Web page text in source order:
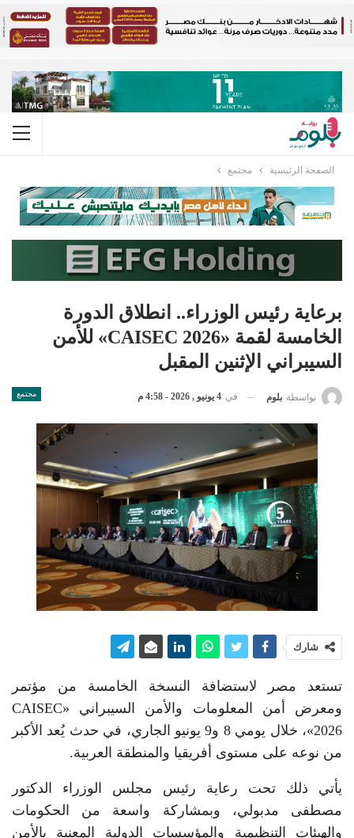
الصفحة الرئيسية مجتمع
برعاية رئيس الوزراء.. انطلاق الدورة
الخامسة لقمة «CAISEC 2026» للأمن
السيبراني الإثنين المقبل
مجتمع بواسطة بلوم في 4 يونيو , 2026 - 4:58 م
شارك
تستعد مصر لاستضافة النسخة الخامسة من مؤتمر
ومعرض أمن المعلومات والأمن السيبراني «CAISEC
2026»، خلال يومي 8 و9 يونيو الجاري، في حدث يُعد الأكبر
من نوعه على مستوى أفريقيا والمنطقة العربية.
يأتي ذلك تحت رعاية رئيس مجلس الوزراء الدكتور
مصطفى مدبولي، وبمشاركة واسعة من الحكومات
والهيئات التنظيمية والمؤسسات الدولية المعنية بالأمن